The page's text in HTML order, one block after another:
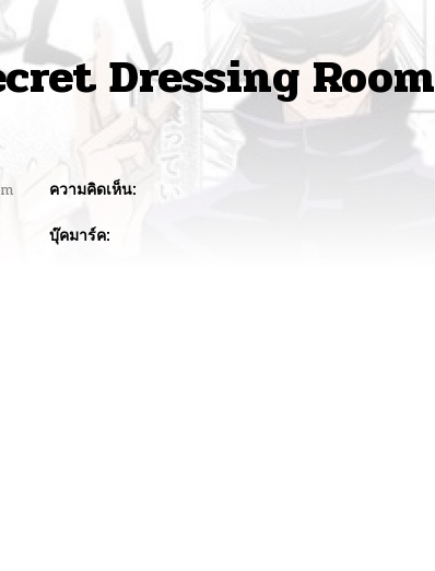
Dressing Room
ความคิดเห็น:
บุ๊คมาร์ค: